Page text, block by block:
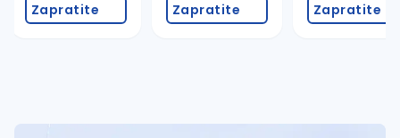
Zapratite Zapratite Zapratite